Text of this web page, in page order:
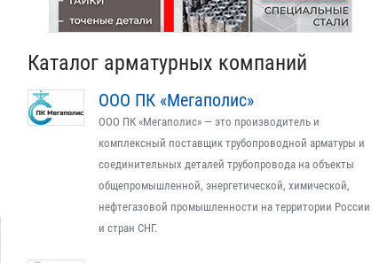
Каталог арматурных компаний
ООО ПК «Мегаполис»
ООО ПК «Мегаполис» — это производитель и
комплексный поставщик трубопроводной арматуры и
соединительных деталей трубопровода на объекты
общепромышленной, энергетической, химической,
нефтегазовой промышленности на территории России
и стран СНГ.